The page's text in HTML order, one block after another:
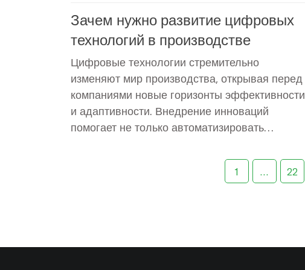
Зачем нужно развитие цифровых
технологий в производстве
Цифровые технологии стремительно
изменяют мир производства, открывая перед
компаниями новые горизонты эффективности
и адаптивности. Внедрение инноваций
помогает не только автоматизировать
производственные процессы, снижая затраты
и повышая качество продукции. Однако,
1 22